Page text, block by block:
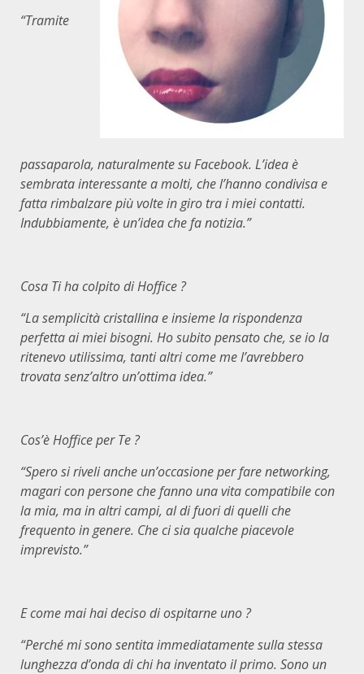
“Tramite
passaparola, naturalmente su Facebook. L’idea è
sembrata interessante a molti, che l’hanno condivisa e
fatta rimbalzare più volte in giro tra i miei contatti.
Indubbiamente, è un’idea che fa notizia.”
Cosa Ti ha colpito di Hoffice ?
“La semplicità cristallina e insieme la rispondenza
perfetta ai miei bisogni. Ho subito pensato che, se io la
ritenevo utilissima, tanti altri come me l’avrebbero
trovata senz’altro un’ottima idea.”
Cos’è Hoffice per Te ?
“Spero si riveli anche un’occasione per fare networking,
magari con persone che fanno una vita compatibile con
la mia, ma in altri campi, al di fuori di quelli che
frequento in genere. Che ci sia qualche piacevole
imprevisto.”
E come mai hai deciso di ospitarne uno ?
“Perché mi sono sentita immediatamente sulla stessa
lunghezza d’onda di chi ha inventato il primo. Sono un